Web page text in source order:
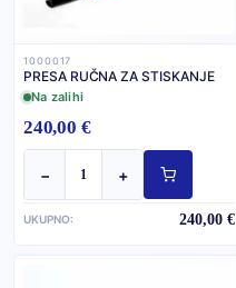
1000017
PRESA RUČNA ZA STISKANJE
Na zalihi
240,00 €
− +
UKUPNO: 240,00 €